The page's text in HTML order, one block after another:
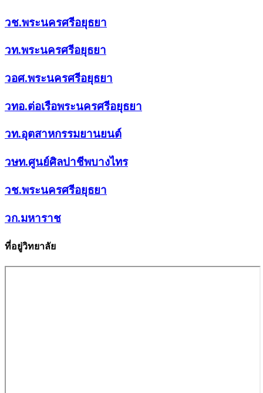
วช.พระนครศรีอยุธยา
วท.พระนครศรีอยุธยา
วอศ.พระนครศรีอยุธยา
วทอ.ต่อเรือพระนครศรีอยุธยา
วท.อุตสาหกรรมยานยนต์
วษท.ศูนย์ศิลปาชีพบางไทร
วช.พระนครศรีอยุธยา
วก.มหาราช
ที่อยู่วิทยาลัย